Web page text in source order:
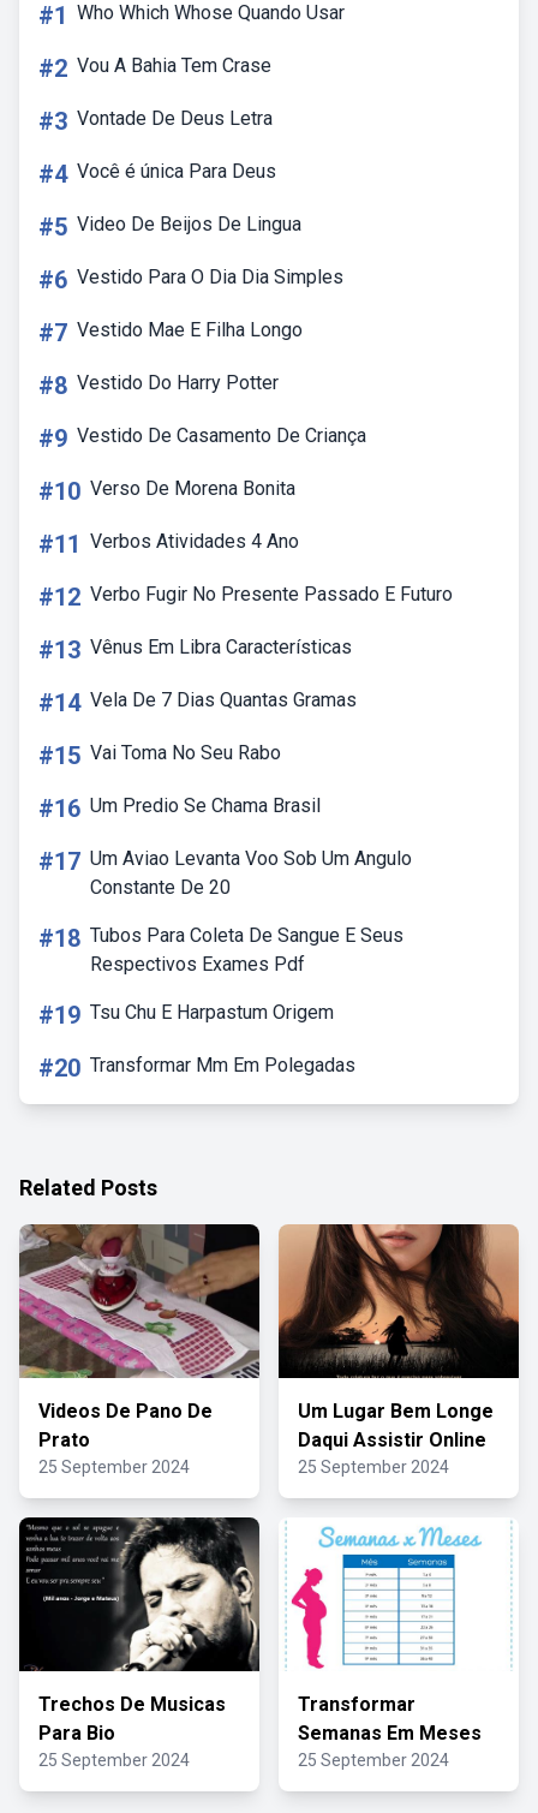
#1 Who Which Whose Quando Usar
#2 Vou A Bahia Tem Crase
#3 Vontade De Deus Letra
#4 Você é única Para Deus
#5 Video De Beijos De Lingua
#6 Vestido Para O Dia Dia Simples
#7 Vestido Mae E Filha Longo
#8 Vestido Do Harry Potter
#9 Vestido De Casamento De Criança
#10 Verso De Morena Bonita
#11 Verbos Atividades 4 Ano
#12 Verbo Fugir No Presente Passado E Futuro
#13 Vênus Em Libra Características
#14 Vela De 7 Dias Quantas Gramas
#15 Vai Toma No Seu Rabo
#16 Um Predio Se Chama Brasil
#17 Um Aviao Levanta Voo Sob Um Angulo
Constante De 20
#18 Tubos Para Coleta De Sangue E Seus
Respectivos Exames Pdf
#19 Tsu Chu E Harpastum Origem
#20 Transformar Mm Em Polegadas
Related Posts
Videos De Pano De
Prato
25 September 2024
Um Lugar Bem Longe
Daqui Assistir Online
25 September 2024
Trechos De Musicas
Para Bio
25 September 2024
Transformar
Semanas Em Meses
25 September 2024